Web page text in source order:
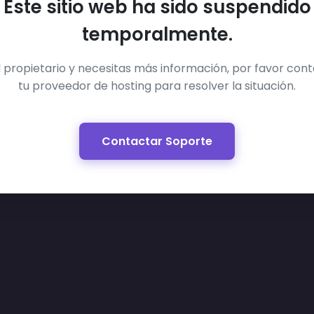
Este sitio web ha sido suspendido
temporalmente.
propietario y necesitas más información, por favor
tu proveedor de hosting para resolver la situación.
Contactar Soporte